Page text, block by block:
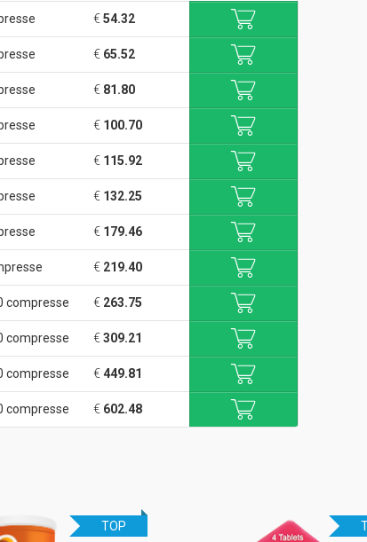
€54.32
€65.52
€81.80
€100.70
€115.92
€132.25
€179.46
€219.40
compresse €263.75
compresse €309.21
compresse €449.81
compresse €602.48
TOP